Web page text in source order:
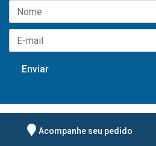
Acompanhe seu pedido